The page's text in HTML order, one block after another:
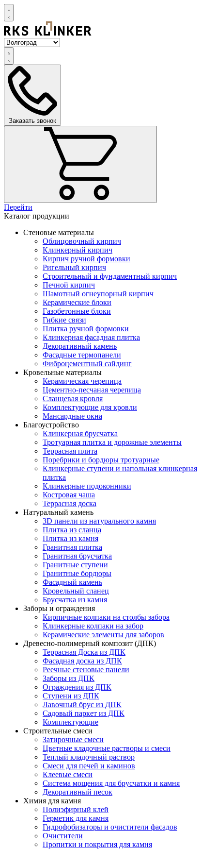
Заказать звонок
Перейти
Каталог продукции
Стеновые материалы
Облицовочный кирпич
Клинкерный кирпич
Кирпич ручной формовки
Ригельный кирпич
Строительный и фундаментный кирпич
Печной кирпич
Шамотный огнеупорный кирпич
Керамические блоки
Газобетонные блоки
Гибкие связи
Плитка ручной формовки
Клинкерная фасадная плитка
Декоративный камень
Фасадные термопанели
Фиброцементный сайдинг
Кровельные материалы
Керамическая черепица
Цементно-песчаная черепица
Сланцевая кровля
Комплектующие для кровли
Мансардные окна
Благоустройство
Клинкерная брусчатка
Тротуарная плитка и дорожные элементы
Террасная плита
Поребрики и бордюры тротуарные
Клинкерные ступени и напольная клинкерная
плитка
Клинкерные подоконники
Костровая чаша
Террасная доска
Натуральный камень
3D панели из натурального камня
Плитка из сланца
Плитка из камня
Гранитная плитка
Гранитная брусчатка
Гранитные ступени
Гранитные бордюры
Фасадный камень
Кровельный сланец
Брусчатка из камня
Заборы и ограждения
Кирпичные колпаки на столбы забора
Клинкерные колпаки на забор
Керамические элементы для заборов
Древесно-полимерный композит (ДПК)
Террасная Доска из ДПК
Фасадная доска из ДПК
Реечные стеновые панели
Заборы из ДПК
Ограждения из ДПК
Ступени из ДПК
Лавочный брус из ДПК
Садовый паркет из ДПК
Комплектующие
Строительные смеси
Затирочные смеси
Цветные кладочные растворы и смеси
Теплый кладочный раствор
Смеси для печей и каминов
Клеевые смеси
Система мощения для брусчатки и камня
Декоративный песок
Химия для камня
Полиэфирный клей
Герметик для камня
Гидрофобизаторы и очистители фасадов
Очистители
Пропитки и покрытия для камня